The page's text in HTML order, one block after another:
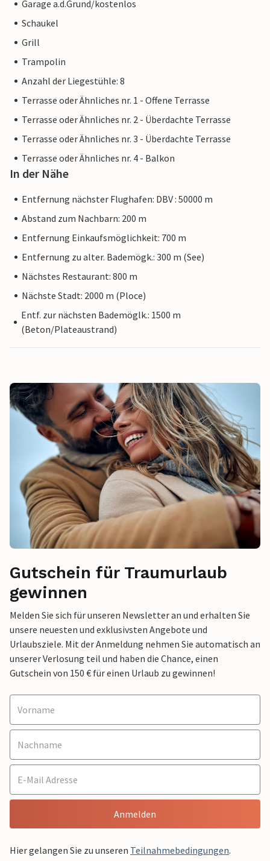
Garage a.d.Grund/kostenlos
Schaukel
Grill
Trampolin
Anzahl der Liegestühle: 8
Terrasse oder Ähnliches nr. 1 - Offene Terrasse
Terrasse oder Ähnliches nr. 2 - Überdachte Terrasse
Terrasse oder Ähnliches nr. 3 - Überdachte Terrasse
Terrasse oder Ähnliches nr. 4 - Balkon
In der Nähe
Entfernung nächster Flughafen: DBV : 50000 m
Abstand zum Nachbarn: 200 m
Entfernung Einkaufsmöglichkeit: 700 m
Entfernung zu alter. Bademögk.: 300 m (See)
Nächstes Restaurant: 800 m
Nächste Stadt: 2000 m (Ploce)
Entf. zur nächsten Bademöglk.: 1500 m
(Beton/Plateaustrand)
Gutschein für Traumurlaub
gewinnen
Melden Sie sich für unseren Newsletter an und erhalten Sie
unsere neuesten und exklusivsten Angebote und
Urlaubsziele. Mit der Anmeldung nehmen Sie automatisch an
unserer Verlosung teil und haben die Chance, einen
Gutschein von 150 € für einen Urlaub zu gewinnen!
Anmelden
Hier gelangen Sie zu unseren Teilnahmebedingungen.